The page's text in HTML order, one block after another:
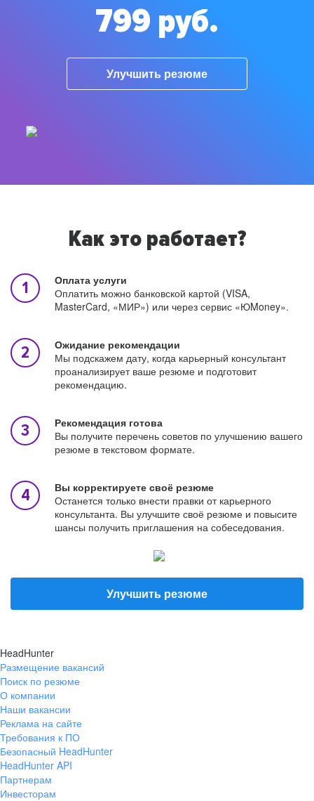
799 руб.
Улучшить резюме
Как это работает?
Оплата услуги
Оплатить можно банковской картой (VISA,
MasterCard, «МИР») или через сервис «ЮMoney».
Ожидание рекомендации
Мы подскажем дату, когда карьерный консультант
проанализирует ваше резюме и подготовит
рекомендацию.
Рекомендация готова
Вы получите перечень советов по улучшению вашего
резюме в текстовом формате.
Вы корректируете своё резюме
Останется только внести правки от карьерного
консультанта. Вы улучшите своё резюме и повысите
шансы получить приглашения на собеседования.
Улучшить резюме
HeadHunter
Размещение вакансий
Поиск по резюме
О компании
Наши вакансии
Реклама на сайте
Требования к ПО
Безопасный HeadHunter
HeadHunter API
Партнерам
Инвесторам